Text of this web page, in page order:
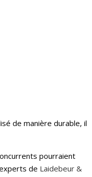
de manière durable, il
pourraient
de Laidebeur &